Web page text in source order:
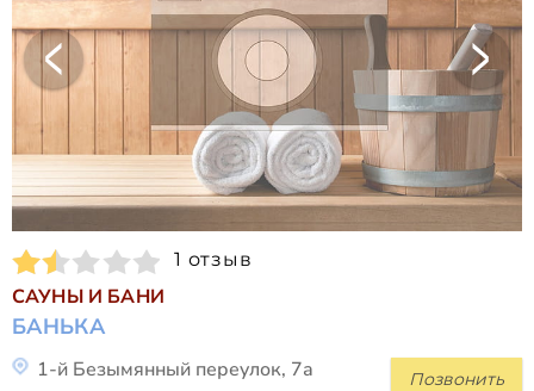
1 отзыв
САУНЫ И БАНИ
БАНЬКА
Позвонить
1-й Безымянный переулок, 7а